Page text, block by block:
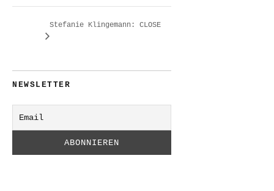
Stefanie Klingemann: CLOSE
NEWSLETTER